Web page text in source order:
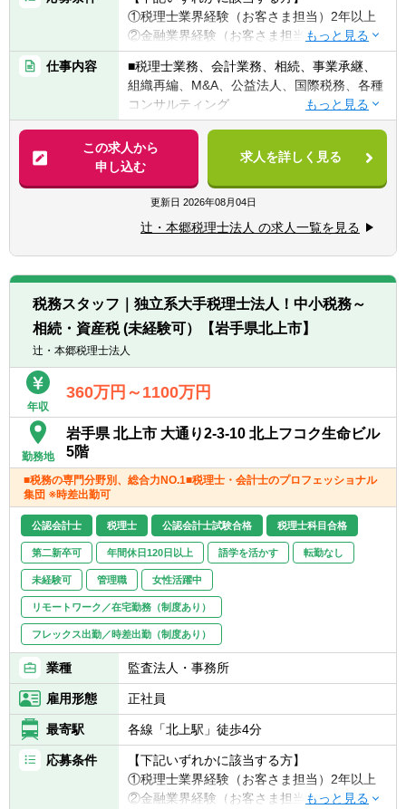
①税理士業界経験（お客さま担当）2年以上
②金融業界経験（お客さま担当）3年以上
③社会人経験（業界等問わず）2年以上 か
つ 税理士科目1科目以上の取得者
④税理士
⑤公認会計士
※税務業務未経験会計士の方も歓迎いたしま
す！！
【求める人物像】
■税務・会計にとどまらず、総合的な観点か
ら経営コンサルティングに携りたい方
仕事内容
■税理士業務、会計業務、相続、事業承継、
組織再編、M&A、公益法人、国際税務、各種
コンサルティング
【法人全体の特色】
■業界トップレベルの規模でお客様に対して
サービス提供しています。
■チーム連携：税理士、公認会計士、中小企
業診断士など、税務・会計に関わる様々な分
野のエキスパートが集結し、案件によって
は、互いにチームを組んで業務を進めること
があります。
■広範囲な取扱業務
一般企業をはじめ、医療法人、公益法人、社
会福祉法人、地方公共団体、海外法人、個人
と幅広いお客様に対して、税務・会計サービ
スを提供しています。
この求人から
申し込む
求人を詳しく見る
更新日 2026年08月04日
辻・本郷税理士法人 の求人一覧を見る
税務スタッフ｜独立系大手税理士法人！中小税務～
相続・資産税 (未経験可）【岩手県北上市】
辻・本郷税理士法人
年収
360万円～1100万円
勤務地
岩手県 北上市 大通り2-3-10 北上フコク生命ビル
5階
■税務の専門分野別、総合力NO.1■税理士・会計士のプロフェッショナル
集団 ※時差出勤可
公認会計士 税理士 公認会計士試験合格 税理士科目合格
第二新卒可 年間休日120日以上 語学を活かす 転勤なし
未経験可 管理職 女性活躍中
リモートワーク／在宅勤務（制度あり）
フレックス出勤／時差出勤（制度あり）
業種 監査法人・事務所
雇用形態 正社員
最寄駅 各線「北上駅」徒歩4分
応募条件
【下記いずれかに該当する方】
①税理士業界経験（お客さま担当）2年以上
②金融業界経験（お客さま担当）3年以上